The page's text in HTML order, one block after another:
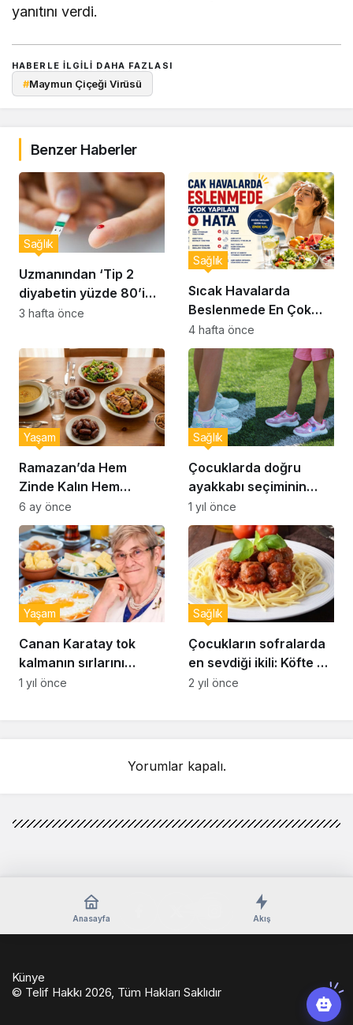
yanıtını verdi.
HABERLE ILGILI DAHA FAZLASI
#Maymun Çiçeği Virüsü
Benzer Haberler
Uzmanından ‘Tip 2
diyabetin yüzde 80’i
önlenebilir’ uyarısı
Sağlık
3 hafta önce
Sıcak Havalarda
Beslenmede En Çok
Yapılan 10 Hata
Sağlık
4 hafta önce
Ramazan’da Hem
Zinde Kalın Hem
Susamayın: İftar ve
Sahur İçin Altın Kurallar
Yaşam
6 ay önce
Çocuklarda doğru
ayakkabı seçiminin
önemi… Uzmanlar
uyardı: Doğru ayakkabı
seçimi nasıl yapılır?
Sağlık
1 yıl önce
Canan Karatay tok
kalmanın sırlarını
açıkladı: Sahurda
Yaşam
1 yıl önce
Çocukların sofralarda
en sevdiği ikili: Köfte ve
makarna
Sağlık
2 yıl önce
Yorumlar kapalı.
Anasayfa Akış
Künye
© Telif Hakkı 2026, Tüm Hakları Saklıdır